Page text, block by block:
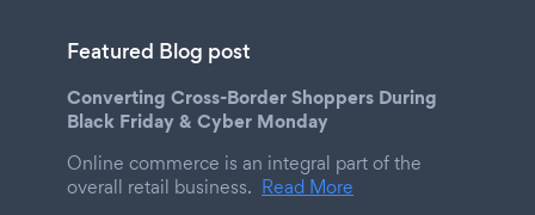
Featured Blog post
Converting Cross-Border Shoppers During
Black Friday & Cyber Monday
Online commerce is an integral part of the
overall retail business. Read More